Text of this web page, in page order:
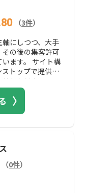
構築が可能で
や、Shopify等を
（3件）
にしつつ、大手
の後の集客許可
ます。 サイト構
トップで提供で
徴も魅力です。
（0件）